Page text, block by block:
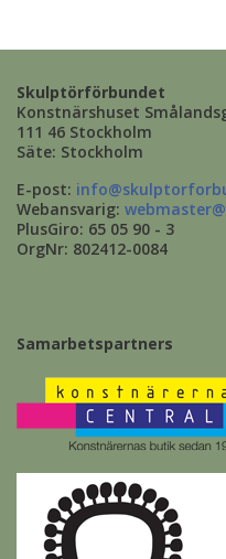
Skulptörförbundet
Konstnärshuset
111 46 Stockholm
Säte: Stockholm
E-post:
Webansvarig:
PlusGiro: 65 05 90 - 3
OrgNr: 802412-0084
Samarbetspartners